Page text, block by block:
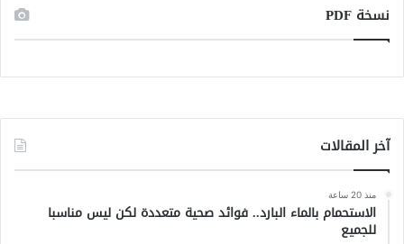
نسخة PDF
آخر المقالات
منذ 20 ساعة
الاستحمام بالماء البارد.. فوائد صحية متعددة لكن ليس مناسبا
للجميع